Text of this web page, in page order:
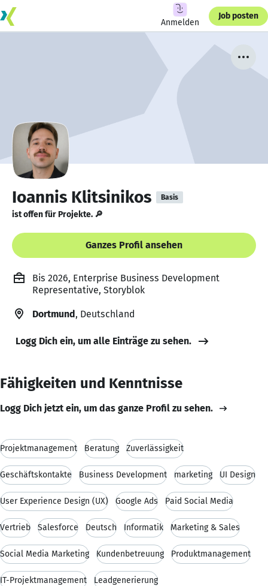
Anmelden
Job posten
Ioannis Klitsinikos Basis
ist offen für Projekte. 🔎
Ganzes Profil ansehen
Bis 2026, Enterprise Business Development
Representative, Storyblok
Dortmund, Deutschland
Logg Dich ein, um alle Einträge zu sehen.
Fähigkeiten und Kenntnisse
Logg Dich jetzt ein, um das ganze Profil zu sehen.
Projektmanagement Beratung Zuverlässigkeit
Geschäftskontakte Business Development marketing UI Design
User Experience Design (UX) Google Ads Paid Social Media
Vertrieb Salesforce Deutsch Informatik Marketing & Sales
Social Media Marketing Kundenbetreuung Produktmanagement
IT-Projektmanagement Leadgenerierung